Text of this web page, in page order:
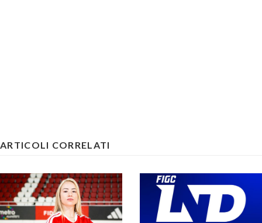
ARTICOLI CORRELATI